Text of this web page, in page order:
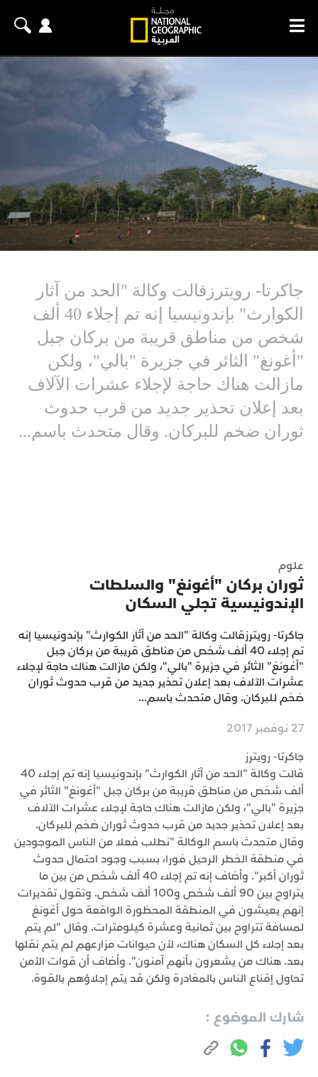
جاكرتا- رويترزقالت وكالة "الحد من آثار
الكوارث" بإندونيسيا إنه تم إجلاء 40 ألف
شخص من مناطق قريبة من بركان جبل
"أغونغ" الثائر في جزيرة "بالي"، ولكن
مازالت هناك حاجة لإجلاء عشرات الآلاف
بعد إعلان تحذير جديد من قرب حدوث
ثوران ضخم للبركان. وقال متحدث باسم...
علوم
ثوران بركان "أغونغ" والسلطات
الإندونيسية تجلي السكان
جاكرتا- رويترزقالت وكالة "الحد من آثار الكوارث" بإندونيسيا إنه
تم إجلاء 40 ألف شخص من مناطق قريبة من بركان جبل
"أغونغ" الثائر في جزيرة "بالي"، ولكن مازالت هناك حاجة لإجلاء
عشرات الآلاف بعد إعلان تحذير جديد من قرب حدوث ثوران
ضخم للبركان. وقال متحدث باسم...
27 نوفمبر 2017
جاكرتا- رويترز
قالت وكالة "الحد من آثار الكوارث" بإندونيسيا إنه تم إجلاء 40
ألف شخص من مناطق قريبة من بركان جبل "أغونغ" الثائر في
جزيرة "بالي"، ولكن مازالت هناك حاجة لإجلاء عشرات الآلاف
بعد إعلان تحذير جديد من قرب حدوث ثوران ضخم للبركان.
وقال متحدث باسم الوكالة "نطلب فعلا من الناس الموجودين
في منطقة الخطر الرحيل فورا، بسبب وجود احتمال حدوث
ثوران أكبر". وأضاف إنه تم إجلاء 40 ألف شخص من بين ما
يتراوح بين 90 ألف شخص و100 ألف شخص. وتقول تقديرات
إنهم يعيشون في المنطقة المحظورة الواقعة حول أغونغ
لمسافة تتراوح بين ثمانية وعشرة كيلومترات. وقال "لم يتم
بعد إجلاء كل السكان هناك، لأن حيوانات مزارعهم لم يتم نقلها
بعد. هناك من يشعرون بأنهم آمنون". وأضاف أن قوات الأمن
تحاول إقناع الناس بالمغادرة ولكن قد يتم إجلاؤهم بالقوة.
شارك الموضوع :